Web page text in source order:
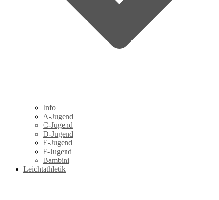
Info
A-Jugend
C-Jugend
D-Jugend
E-Jugend
F-Jugend
Bambini
Leichtathletik